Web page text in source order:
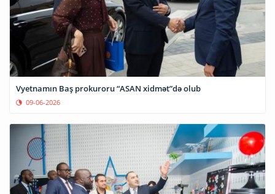
Vyetnamın Baş prokuroru “ASAN xidmət”də olub
09-06-2026